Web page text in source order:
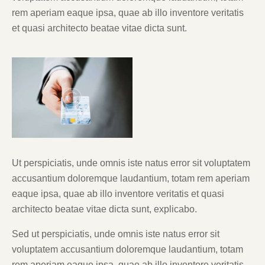
rem aperiam eaque ipsa, quae ab illo inventore veritatis
et quasi architecto beatae vitae dicta sunt.
Ut perspiciatis, unde omnis iste natus error sit voluptatem
accusantium doloremque laudantium, totam rem aperiam
eaque ipsa, quae ab illo inventore veritatis et quasi
architecto beatae vitae dicta sunt, explicabo.
Sed ut perspiciatis, unde omnis iste natus error sit
voluptatem accusantium doloremque laudantium, totam